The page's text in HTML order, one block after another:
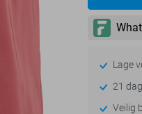
Lage
21
Veilig